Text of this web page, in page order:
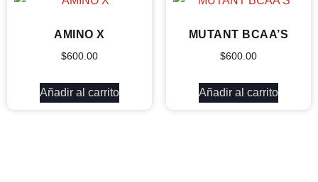
AMINO X
$600.00
Añadir al carrito
MUTANT BCAA’S
$600.00
Añadir al carrito